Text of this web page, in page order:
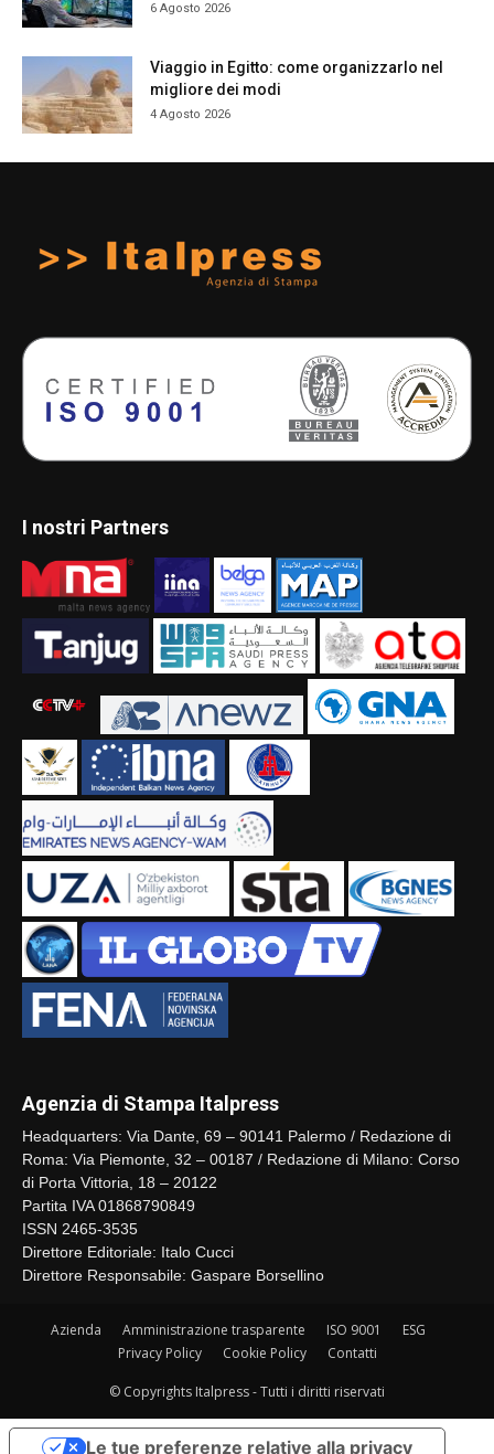
6 Agosto 2026
Viaggio in Egitto: come organizzarlo nel
migliore dei modi
4 Agosto 2026
I nostri Partners
Agenzia di Stampa Italpress
Headquarters: Via Dante, 69 – 90141 Palermo / Redazione di
Roma: Via Piemonte, 32 – 00187 / Redazione di Milano: Corso
di Porta Vittoria, 18 – 20122
Partita IVA 01868790849
ISSN 2465-3535
Direttore Editoriale: Italo Cucci
Direttore Responsabile: Gaspare Borsellino
Azienda Amministrazione trasparente ISO 9001
ESG
Privacy Policy
Cookie Policy Contatti
© Copyrights Italpress - Tutti i diritti riservati
Le tue preferenze relative alla privacy